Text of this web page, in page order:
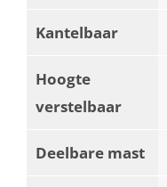
Kantelbaar
Hoogte
verstelbaar
Deelbare mast